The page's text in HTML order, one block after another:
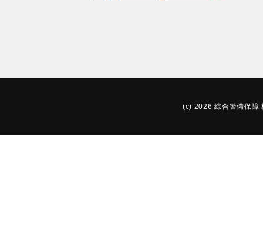
(c) 2026 綜合警備保障